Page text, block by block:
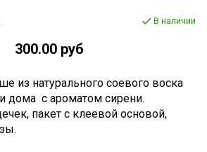
В наличии
300.00 руб
из натурального соевого воска
дома с ароматом сирени.
пакет с клеевой основой,